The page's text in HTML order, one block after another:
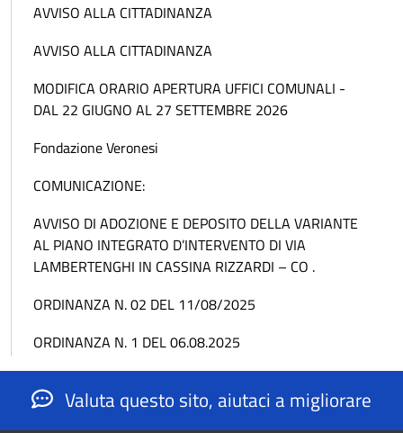
AVVISO ALLA CITTADINANZA
AVVISO ALLA CITTADINANZA
MODIFICA ORARIO APERTURA UFFICI COMUNALI -
DAL 22 GIUGNO AL 27 SETTEMBRE 2026
Fondazione Veronesi
COMUNICAZIONE:
AVVISO DI ADOZIONE E DEPOSITO DELLA VARIANTE
AL PIANO INTEGRATO D’INTERVENTO DI VIA
LAMBERTENGHI IN CASSINA RIZZARDI – CO .
ORDINANZA N. 02 DEL 11/08/2025
ORDINANZA N. 1 DEL 06.08.2025
Valuta questo sito, aiutaci a migliorare